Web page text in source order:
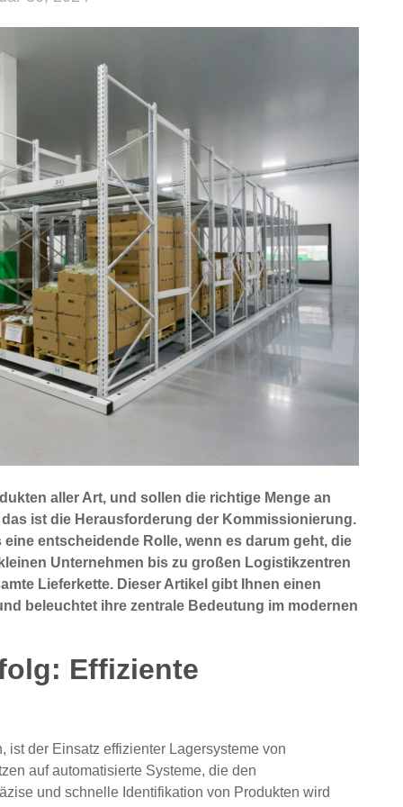
aller Art, und sollen die richtige Menge an
ist die Herausforderung der Kommissionierung.
entscheidende Rolle, wenn es darum geht, die
Unternehmen bis zu großen Logistikzentren
Lieferkette. Dieser Artikel gibt Ihnen einen
beleuchtet ihre zentrale Bedeutung im modernen
Effiziente
der Einsatz effizienter Lagersysteme von
auf automatisierte Systeme, die den
und schnelle Identifikation von Produkten wird